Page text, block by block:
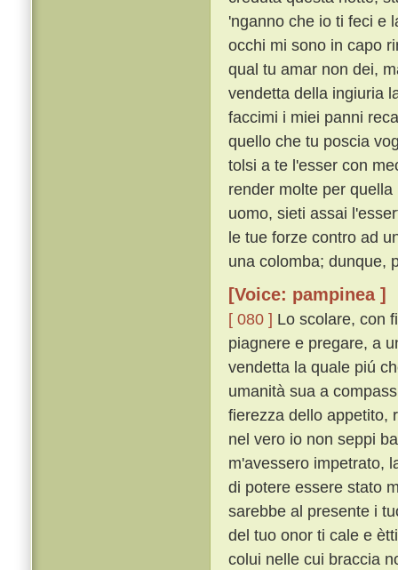
'nganno che io ti feci e
occhi mi sono in capo
qual tu amar non dei,
vendetta della ingiuria
faccimi i miei panni
quello che tu poscia
tolsi a te l'esser con
render molte per
uomo, sieti assai
le tue forze contro ad
una colomba; dunque,
[Voice: pampinea ]
[ 080 ] Lo scolare, con
piagnere e pregare, a
vendetta la quale piú
umanità sua a
fierezza dello appetito,
nel vero io non seppi
m'avessero impetrato,
di potere essere stato
sarebbe al presente i
del tuo onor ti cale e
colui nelle cui braccia